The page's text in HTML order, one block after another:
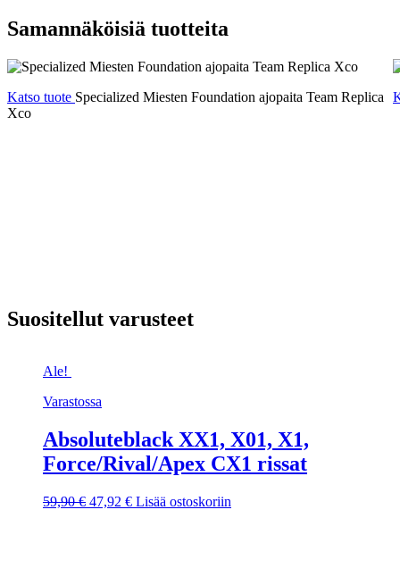
Samannäköisiä tuotteita
Katso tuote Specialized Miesten Foundation ajopaita Team Replica
Xco
Suositellut varusteet
Ale!
Varastossa
Absoluteblack XX1, X01, X1,
Force/Rival/Apex CX1 rissat
59,90€ Alkuperäinen
47,92 €Nykyinen
Lisää ostoskoriin